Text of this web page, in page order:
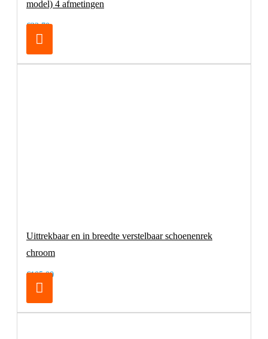
model) 4 afmetingen
€32,70
Uittrekbaar en in breedte verstelbaar schoenenrek
chroom
€105,00